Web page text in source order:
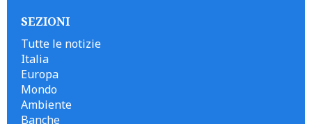
SEZIONI
Tutte le notizie
Italia
Europa
Mondo
Ambiente
Banche